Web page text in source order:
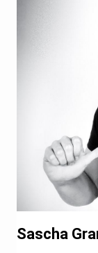
Sascha